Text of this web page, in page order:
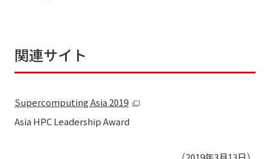
関連サイト
Supercomputing Asia 2019
Asia HPC Leadership Award